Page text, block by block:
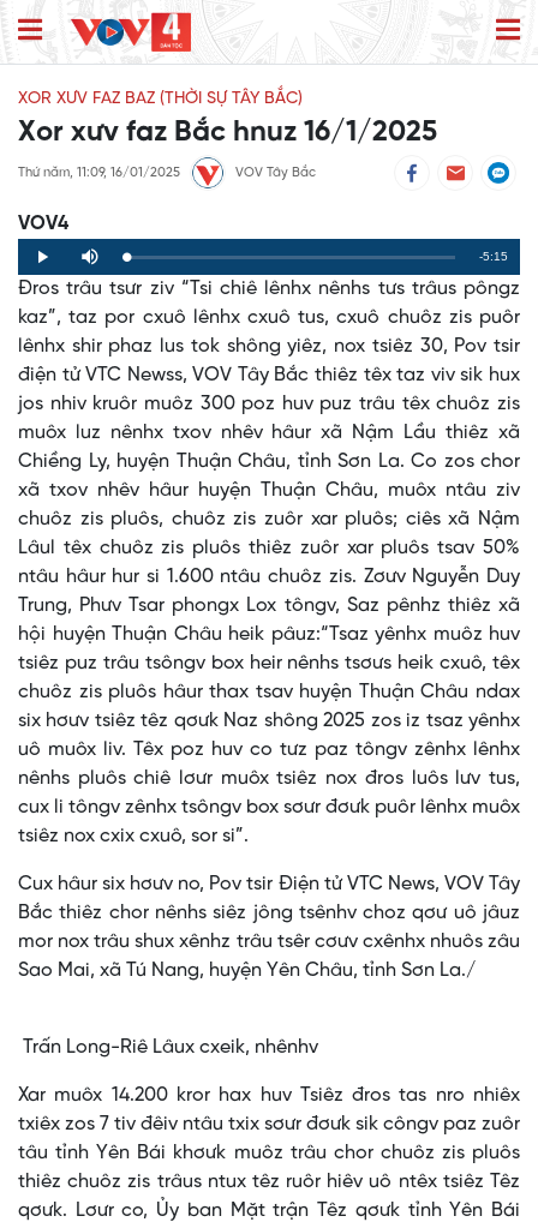
XOR XƯV FAZ BAZ (THỜI SỰ TÂY BẮC)
Xor xưv faz Bắc hnuz 16/1/2025
Thứ năm, 11:09, 16/01/2025 VOV Tây Bắc
VOV4
Play Mute Loaded:
0%
Progress:
0%
Remaining
Time
-5:15
Đros trâu tsưr ziv “Tsi chiê lênhx nênhs tưs trâus pôngz
kaz”, taz por cxuô lênhx cxuô tus, cxuô chuôz zis puôr
lênhx shir phaz lus tok shông yiêz, nox tsiêz 30, Pov tsir
điện tử VTC Newss, VOV Tây Bắc thiêz têx taz viv sik hux
jos nhiv kruôr muôz 300 poz huv puz trâu têx chuôz zis
muôx luz nênhx txov nhêv hâur xã Nậm Lầu thiêz xã
Chiềng Ly, huyện Thuận Châu, tỉnh Sơn La. Co zos chor
xã txov nhêv hâur huyện Thuận Châu, muôx ntâu ziv
chuôz zis pluôs, chuôz zis zuôr xar pluôs; ciês xã Nậm
Lâul têx chuôz zis pluôs thiêz zuôr xar pluôs tsav 50%
ntâu hâur hur si 1.600 ntâu chuôz zis. Zơưv Nguyễn Duy
Trung, Phưv Tsar phongx Lox tôngv, Saz pênhz thiêz xã
hội huyện Thuận Châu heik pâuz:“Tsaz yênhx muôz huv
tsiêz puz trâu tsôngv box heir nênhs tsơưs heik cxuô, têx
chuôz zis pluôs hâur thax tsav huyện Thuận Châu ndax
six hơưv tsiêz têz qơưk Naz shông 2025 zos iz tsaz yênhx
uô muôx liv. Têx poz huv co tưz paz tôngv zênhx lênhx
nênhs pluôs chiê lơưr muôx tsiêz nox đros luôs lưv tus,
cux li tôngv zênhx tsôngv box sơưr đơưk puôr lênhx muôx
tsiêz nox cxix cxuô, sor si”.
Cux hâur six hơưv no, Pov tsir Điện tử VTC News, VOV Tây
Bắc thiêz chor nênhs siêz jông tsênhv choz qơư uô jâuz
mor nox trâu shux xênhz trâu tsêr cơưv cxênhx nhuôs zâu
Sao Mai, xã Tú Nang, huyện Yên Châu, tỉnh Sơn La./
Trấn Long-Riê Lâux cxeik, nhênhv
Xar muôx 14.200 kror hax huv Tsiêz đros tas nro nhiêx
txiêx zos 7 tiv đêiv ntâu txix sơưr đơưk sik côngv paz zuôr
tâu tỉnh Yên Bái khơưk muôz trâu chor chuôz zis pluôs
thiêz chuôz zis trâus ntux têz ruôr hiêv uô ntêx tsiêz Têz
qơưk. Lơưr co, Ủy ban Mặt trận Têz qơưk tỉnh Yên Bái